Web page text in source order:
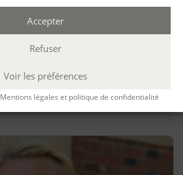
Accepter
Refuser
Voir les préférences
Mentions légales et politique de confidentialité